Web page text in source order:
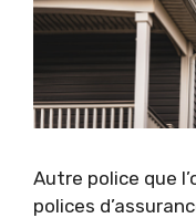
Autre police que
polices